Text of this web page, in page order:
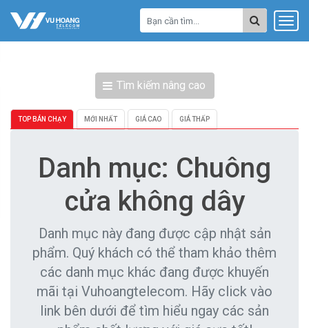
Tìm kiếm nâng cao
TOP BÁN CHẠY MỚI NHẤT GIÁ CAO GIÁ THẤP
Danh mục: Chuông
cửa không dây
Danh mục này đang được cập nhật sản
phẩm. Quý khách có thể tham khảo thêm
các danh mục khác đang được khuyến
mãi tại Vuhoangtelecom. Hãy click vào
link bên dưới để tìm hiểu ngay các sản